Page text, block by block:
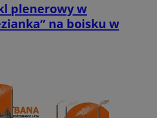
plenerowy w
na boisku w